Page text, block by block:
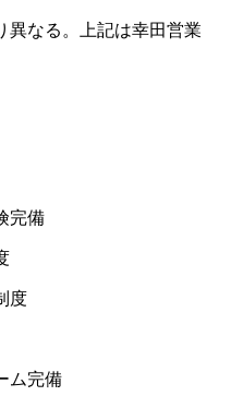
異なる。上記は幸田営業
完備
度
ム完備